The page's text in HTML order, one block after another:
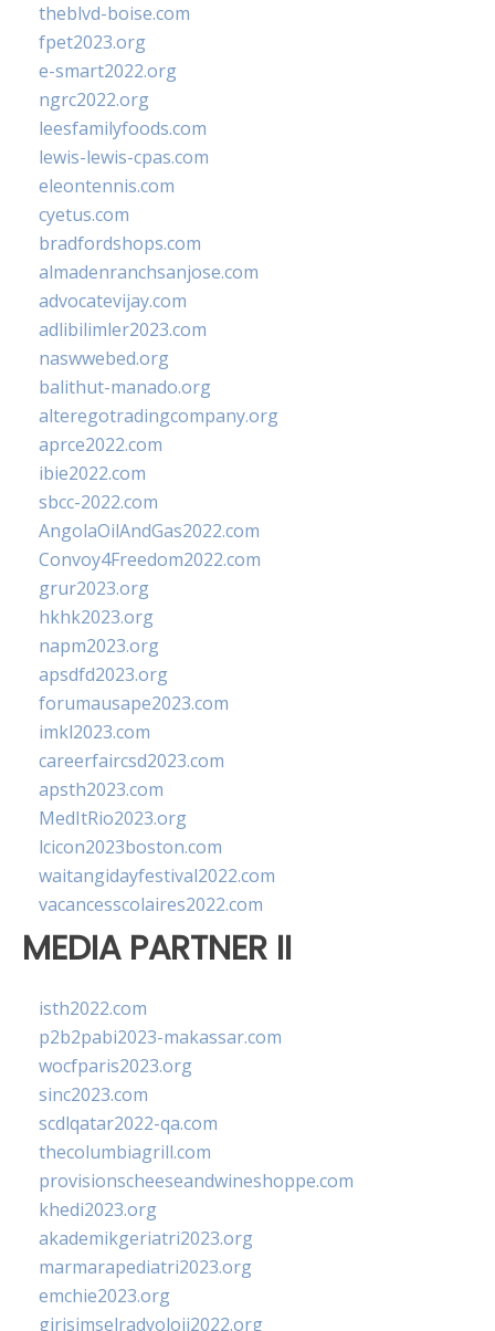
theblvd-boise.com
fpet2023.org
e-smart2022.org
ngrc2022.org
leesfamilyfoods.com
lewis-lewis-cpas.com
eleontennis.com
cyetus.com
bradfordshops.com
almadenranchsanjose.com
advocatevijay.com
adlibilimler2023.com
naswwebed.org
balithut-manado.org
alteregotradingcompany.org
aprce2022.com
ibie2022.com
sbcc-2022.com
AngolaOilAndGas2022.com
Convoy4Freedom2022.com
grur2023.org
hkhk2023.org
napm2023.org
apsdfd2023.org
forumausape2023.com
imkl2023.com
careerfaircsd2023.com
apsth2023.com
MedItRio2023.org
lcicon2023boston.com
waitangidayfestival2022.com
vacancesscolaires2022.com
MEDIA PARTNER II
isth2022.com
p2b2pabi2023-makassar.com
wocfparis2023.org
sinc2023.com
scdlqatar2022-qa.com
thecolumbiagrill.com
provisionscheeseandwineshoppe.com
khedi2023.org
akademikgeriatri2023.org
marmarapediatri2023.org
emchie2023.org
girisimselradyoloji2022.org